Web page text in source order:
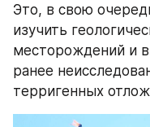
Это, в свою
изучить
месторождений и
ранее
терригенных